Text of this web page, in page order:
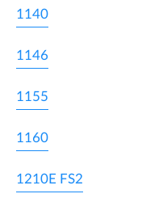
1140
1146
1155
1160
1210E FS2